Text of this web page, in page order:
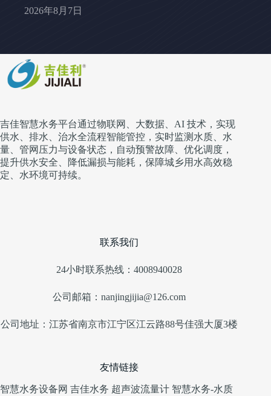
2026年8月7日
吉佳智慧水务平台通过物联网、大数据、AI 技术，实现
供水、排水、治水全流程智能管控，实时监测水质、水
量、管网压力与设备状态，自动预警故障、优化调度，
提升供水安全、降低漏损与能耗，保障城乡用水高效稳
定、水环境可持续。
联系我们
24小时联系热线：4008940028
公司邮箱：nanjingjijia@126.com
公司地址：江苏省南京市江宁区江云路88号佳强大厦3楼
友情链接
智慧水务设备网 吉佳水务 超声波流量计 智慧水务-水质